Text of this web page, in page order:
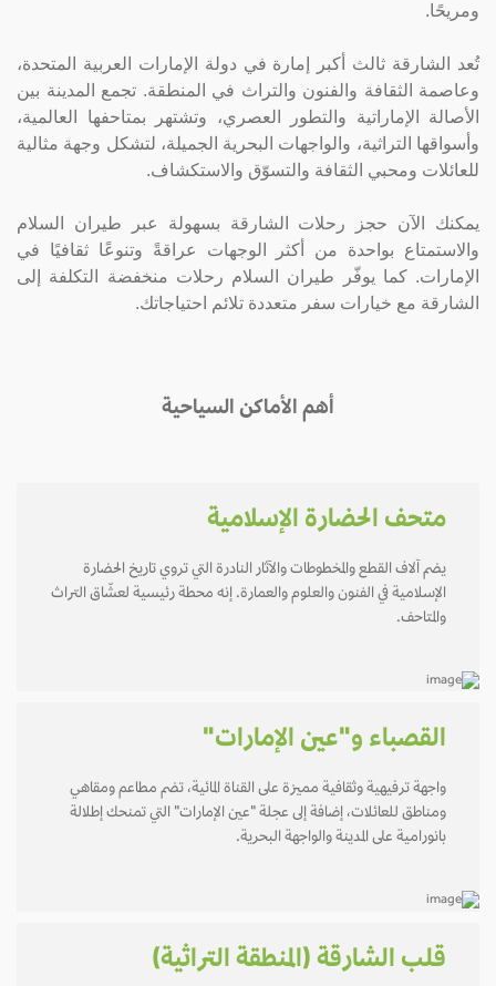
ومريحًا.
تُعد الشارقة ثالث أكبر إمارة في دولة الإمارات العربية المتحدة،
وعاصمة الثقافة والفنون والتراث في المنطقة. تجمع المدينة بين
الأصالة الإماراتية والتطور العصري، وتشتهر بمتاحفها العالمية،
وأسواقها التراثية، والواجهات البحرية الجميلة، لتشكل وجهة مثالية
للعائلات ومحبي الثقافة والتسوّق والاستكشاف.
يمكنك الآن حجز رحلات الشارقة بسهولة عبر طيران السلام
والاستمتاع بواحدة من أكثر الوجهات عراقةً وتنوعًا ثقافيًا في
الإمارات. كما يوفّر طيران السلام رحلات منخفضة التكلفة إلى
الشارقة مع خيارات سفر متعددة تلائم احتياجاتك.
أهم الأماكن السياحية
متحف الحضارة الإسلامية
يضم آلاف القطع والمخطوطات والآثار النادرة التي تروي تاريخ الحضارة
الإسلامية في الفنون والعلوم والعمارة. إنه محطة رئيسية لعشّاق التراث
والمتاحف.
القصباء و"عين الإمارات"
واجهة ترفيهية وثقافية مميزة على القناة المائية، تضم مطاعم ومقاهي
ومناطق للعائلات، إضافة إلى عجلة "عين الإمارات" التي تمنحك إطلالة
بانورامية على المدينة والواجهة البحرية.
قلب الشارقة (المنطقة التراثية)